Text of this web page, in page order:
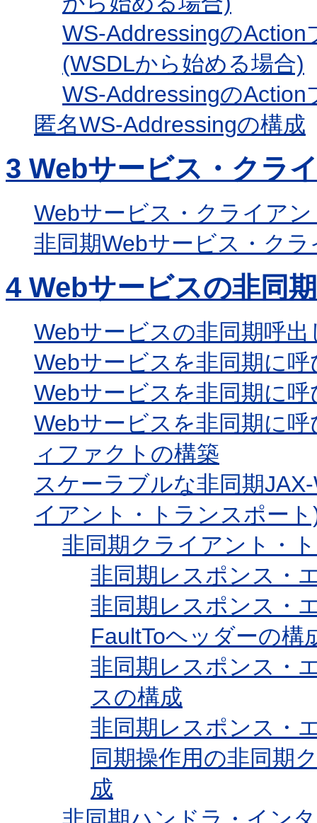
WS-Addressingの
(WSDLから始める場合)
WS-Addressingの
匿名WS-Addressingの構成
3 Webサービス・クラ
Webサービス・クライア
非同期Webサービス・ク
4 Webサービスの非同
Webサービスの非同期呼出
Webサービスを非同期に
Webサービスを非同期に
Webサービスを非同期に
ィファクトの構築
スケーラブルな非同期
イアント・トランスポー
非同期クライアント・
非同期レスポンス・
非同期レスポンス・
FaultToヘッダーの構
非同期レスポンス・
スの構成
非同期レスポンス・
同期操作用の非同期
成